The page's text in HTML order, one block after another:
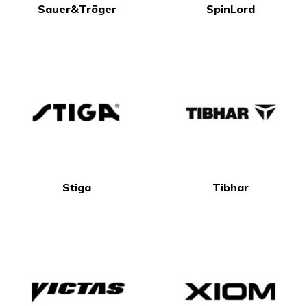
Sauer&Tröger SpinLord
Stiga Tibhar